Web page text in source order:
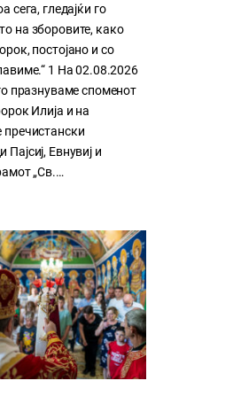
сега, гледајќи го
на зборовите, како
постојано и со
1 На 02.08.2026
празнуваме споменот
Илија и на
пречистански
Евнувиј и
„Св.…